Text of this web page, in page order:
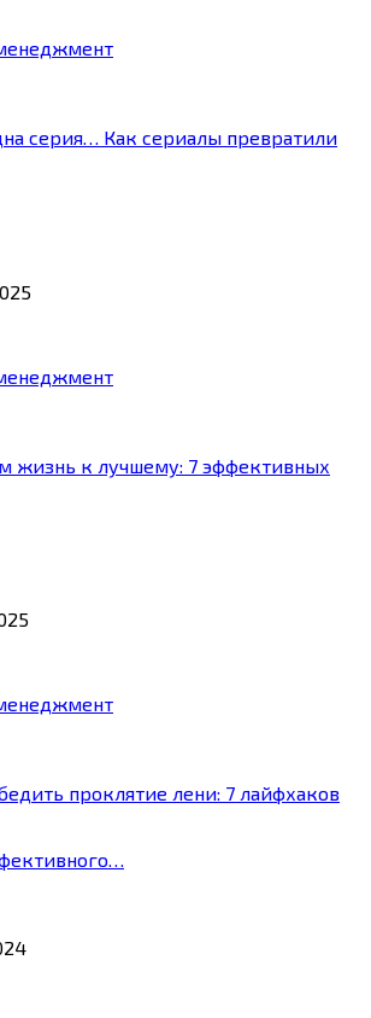
серия… Как сериалы превратили
жизнь к лучшему: 7 эффективных
проклятие лени: 7 лайфхаков